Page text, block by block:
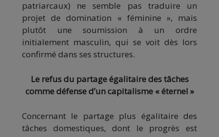
patriarcaux) ne semble pas traduire un
projet de domination « féminine », mais
plutôt une soumission à un ordre
initialement masculin, qui se voit dès lors
confirmé dans ses structures.
Le refus du partage égalitaire des tâches
comme défense d’un capitalisme « éternel »
Concernant le partage plus égalitaire des
tâches domestiques, dont le progrès est